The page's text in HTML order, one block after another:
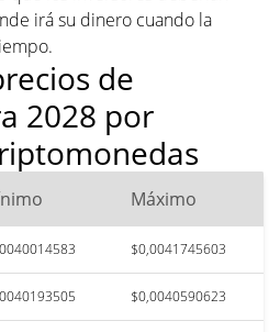
irá su dinero cuando la
de
2028 por
Máximo
$0,0041745603
$0,0040590623